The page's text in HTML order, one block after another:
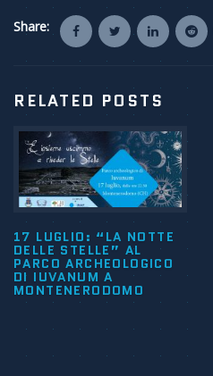
Share:
RELATED POSTS
17 LUGLIO: “LA NOTTE
DELLE STELLE” AL
PARCO ARCHEOLOGICO
DI IUVANUM A
MONTENERODOMO